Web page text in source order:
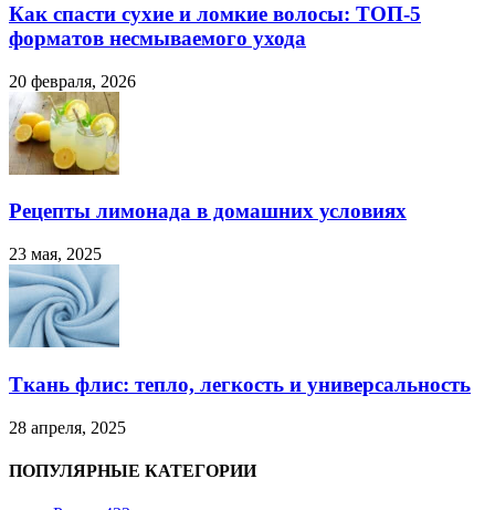
Как спасти сухие и ломкие волосы: ТОП-5
форматов несмываемого ухода
20 февраля, 2026
Рецепты лимонада в домашних условиях
23 мая, 2025
Ткань флис: тепло, легкость и универсальность
28 апреля, 2025
ПОПУЛЯРНЫЕ КАТЕГОРИИ